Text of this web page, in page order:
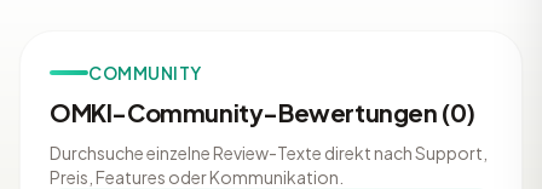
COMMUNITY
OMKI-Community-Bewertungen (0)
Durchsuche einzelne Review-Texte direkt nach Support,
Preis, Features oder Kommunikation.